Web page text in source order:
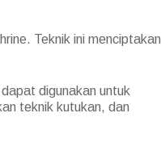
Teknik ini menciptakan
digunakan untuk
teknik kutukan, dan